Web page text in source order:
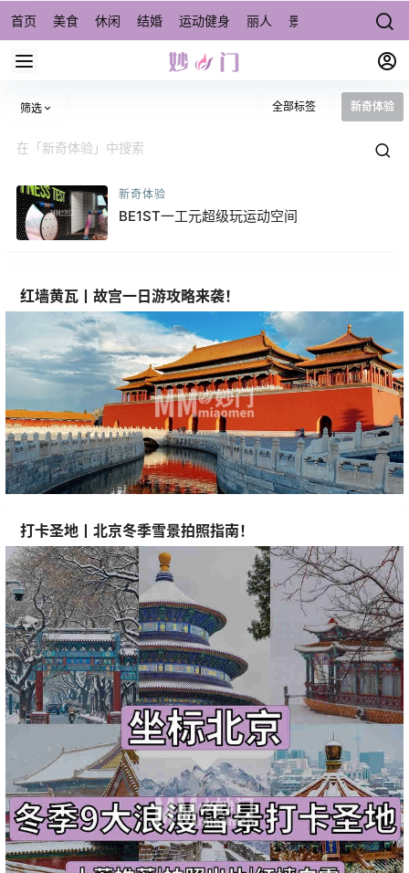
首页 美食 休闲 结婚 运动健身 丽人 景点/周边游 宠物
筛选 全部标签 新奇体验
新奇体验
BE1ST一工元超级玩运动空间
红墙黄瓦丨故宫一日游攻略来袭！
打卡圣地丨北京冬季雪景拍照指南！